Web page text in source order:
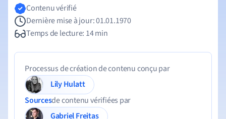
Contenu vérifié
Dernière mise à jour: 01.01.1970
Temps de lecture: 14 min
Processus de création de contenu conçu par
Lily Hulatt
Sourcesde contenu vérifiées par
Gabriel Freitas